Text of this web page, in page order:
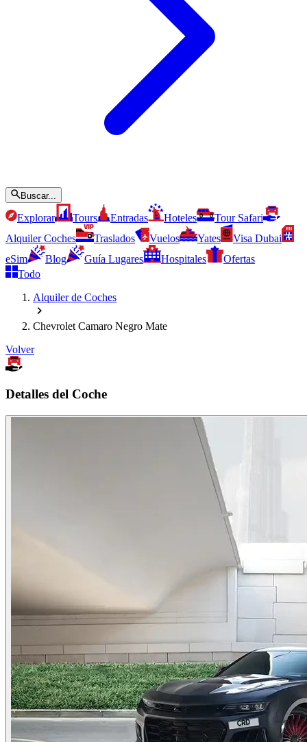
Buscar...
Explorar Tours Entradas Hoteles
Tour Safari
Alquiler Coches
Traslados Vuelos Yates
Visa Dubai
eSim
Blog Guía Lugares Hospitales
Ofertas
Todo
Alquiler de Coches
Chevrolet Camaro Negro Mate
Volver
Detalles del Coche